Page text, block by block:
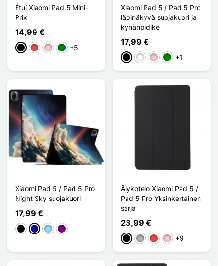
Étui Xiaomi Pad 5 Mini-
Prix
14,99 €
MustaPunainen
PinkkiVihreä
+5
Xiaomi Pad 5 / Pad 5 Pro
läpinäkyvä suojakuori ja
kynänpidike
17,99 €
MustaValkoinen
PinkkiVihreä
+1
Xiaomi Pad 5 / Pad 5 Pro
Night Sky suojakuori
17,99 €
MustaBleu Foncé
Bleu Clair
Violet
Älykotelo Xiaomi Pad 5 /
Pad 5 Pro Yksinkertainen
sarja
23,99 €
MustaHarmaaPunainen
Pinkki
+9